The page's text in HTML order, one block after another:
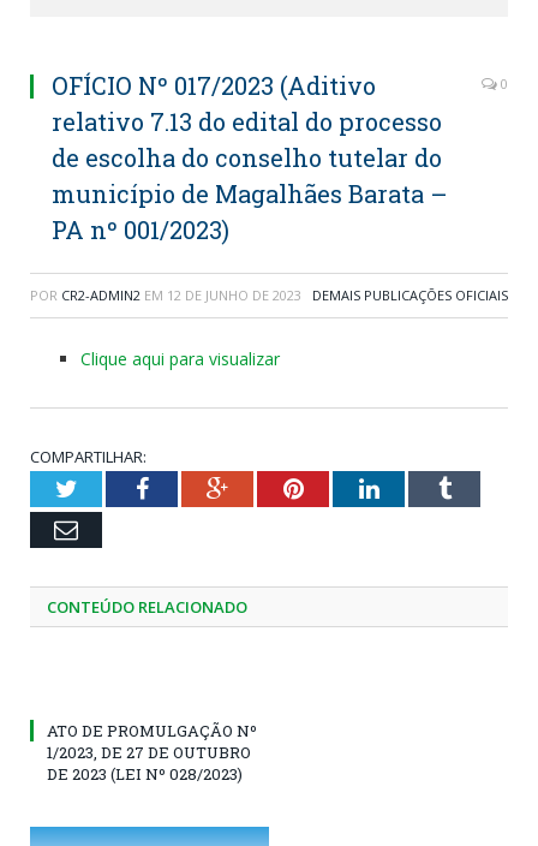
OFÍCIO Nº 017/2023 (Aditivo
relativo 7.13 do edital do processo
de escolha do conselho tutelar do
município de Magalhães Barata –
PA nº 001/2023)
0
POR CR2-ADMIN2 EM 12 DE JUNHO DE 2023 DEMAIS PUBLICAÇÕES OFICIAIS
Clique aqui para visualizar
COMPARTILHAR:
TwitterFacebookGoogle+PinterestLinkedInTumblr
Email
CONTEÚDO RELACIONADO
ATO DE PROMULGAÇÃO Nº
1/2023, DE 27 DE OUTUBRO
DE 2023 (LEI Nº 028/2023)